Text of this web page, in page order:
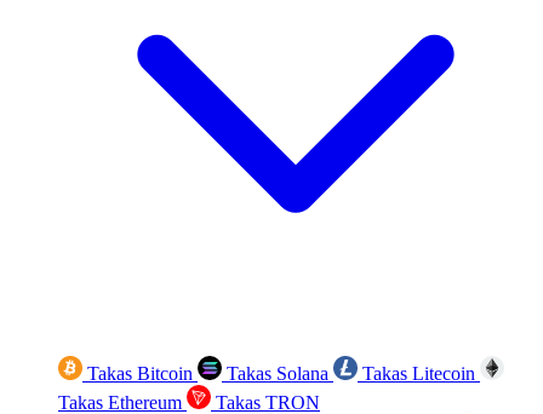
Takas Bitcoin Takas Solana
Takas Litecoin
Takas Ethereum
Takas TRON